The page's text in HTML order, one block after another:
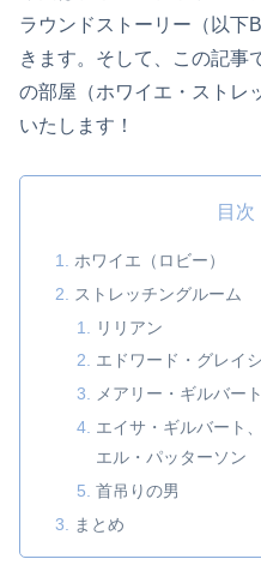
ラウンドストーリー（以下
きます。そして、この記事
の部屋（ホワイエ・ストレ
いたします！
目次
ホワイエ（ロビー）
ストレッチングルーム
リリアン
エドワード・グレイ
メアリー・ギルバー
エイサ・ギルバート
エル・パッターソン
首吊りの男
まとめ